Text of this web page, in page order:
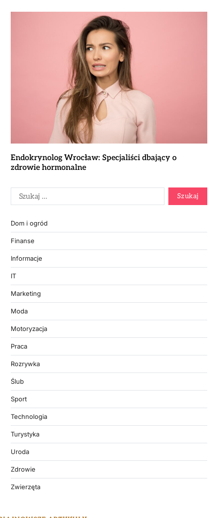
Endokrynolog Wrocław: Specjaliści dbający o
zdrowie hormonalne
Dom i ogród
Finanse
Informacje
IT
Marketing
Moda
Motoryzacja
Praca
Rozrywka
Ślub
Sport
Technologia
Turystyka
Uroda
Zdrowie
Zwierzęta